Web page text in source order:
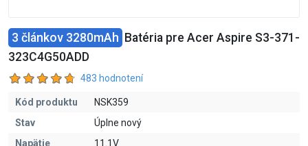
3 článkov 3280mAh Batéria pre Acer Aspire S3-371-
323C4G50ADD
483 hodnotení
Kód produktu
NSK359
Stav
Úplne nový
Napätie
11.1V